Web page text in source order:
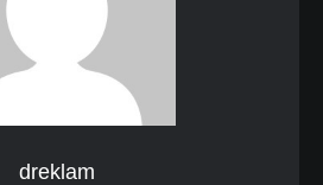
dreklam